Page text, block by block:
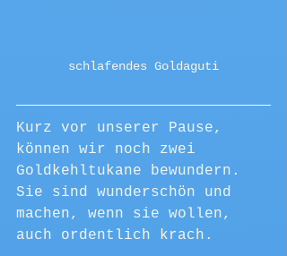
schlafendes Goldaguti
Kurz vor unserer Pause,
können wir noch zwei
Goldkehltukane bewundern.
Sie sind wunderschön und
machen, wenn sie wollen,
auch ordentlich krach.